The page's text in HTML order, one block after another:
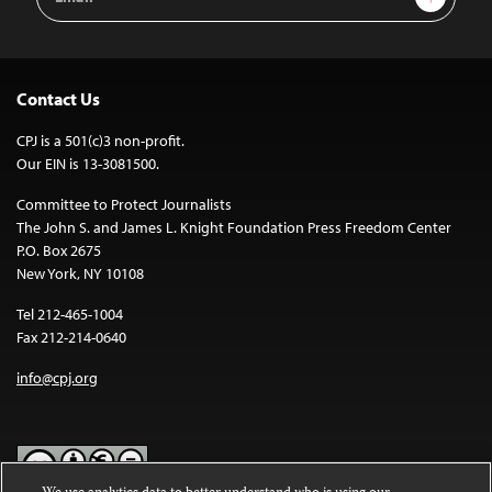
Address
Contact Us
CPJ is a 501(c)3 non-profit.
Our EIN is 13-3081500.
Committee to Protect Journalists
The John S. and James L. Knight Foundation Press Freedom Center
P.O. Box 2675
New York, NY 10108
Tel 212-465-1004
Fax 212-214-0640
info@cpj.org